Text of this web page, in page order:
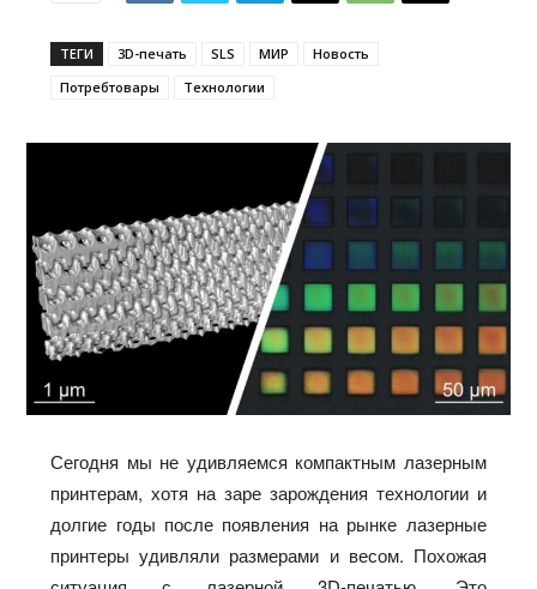
ТЕГИ 3D-печать SLS МИР
Новость
Потребтовары
Технологии
Сегодня мы не удивляемся компактным лазерным
принтерам, хотя на заре зарождения технологии и
долгие годы после появления на рынке лазерные
принтеры удивляли размерами и весом. Похожая